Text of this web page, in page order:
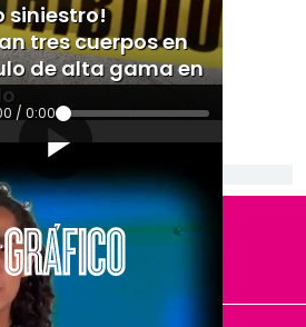
siniestro!
tres cuerpos en
de alta gama en
/ 0:00
[Publicidad]